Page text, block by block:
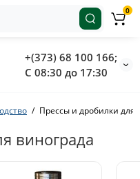
+(373) 68 100 166;
С 08:30 до 17:30
0
Прессы и дробилки для
винограда